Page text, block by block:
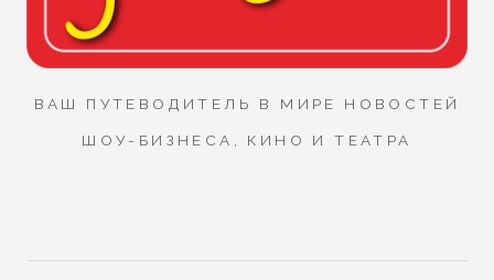
ВАШ ПУТЕВОДИТЕЛЬ В МИРЕ НОВОСТЕЙ
ШОУ-БИЗНЕСА, КИНО И ТЕАТРА